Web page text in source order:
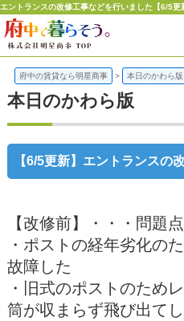
エントランスの改修工事などを行いました【6/5
府中の賃貸なら明星商事 > 本日のかわら版
本日のかわら版
【6/5更新】エントランスの
【改修前】・・・問題点
・ポストの経年劣化の
故障した
・旧式のポストのため
筒が収まらず飛び出て